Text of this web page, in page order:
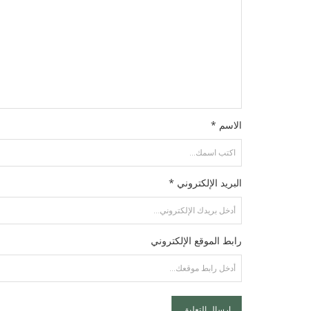
الاسم *
البريد الإلكتروني *
رابط الموقع الإلكتروني